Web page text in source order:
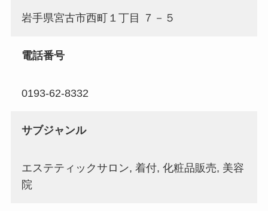
岩手県宮古市西町１丁目 ７－５
電話番号
0193-62-8332
サブジャンル
エステティックサロン, 着付, 化粧品販売, 美容
院